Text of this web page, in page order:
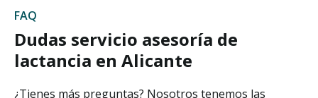
FAQ
Dudas servicio asesoría de
lactancia en Alicante
¿Tienes más preguntas? Nosotros tenemos las